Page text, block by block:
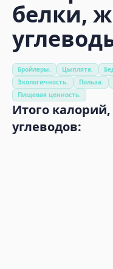
белки,
Бройлеры. Цыплята.
Экологичность.
Польза.
Пищевая ценность.
Итого
углеводов: